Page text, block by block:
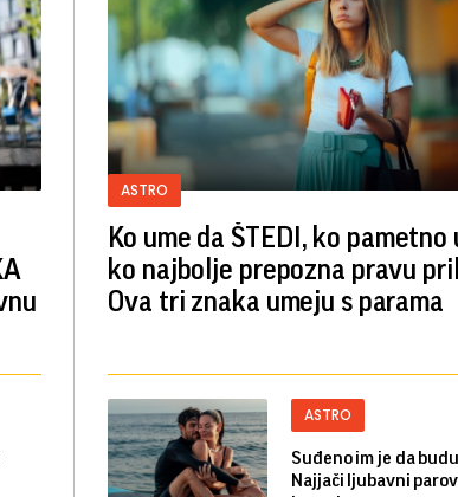
ASTRO
Ko ume da ŠTEDI, ko pametno
ko najbolje prepozna pravu
Ova tri znaka umeju s parama
ASTRO
Suđeno im je da
Najjači ljubavni